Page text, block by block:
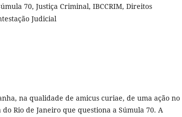
70, Justiça Criminal, IBCCRIM, Direitos
Judicial
na qualidade de amicus curiae, de uma ação no
Rio de Janeiro que questiona a Súmula 70. A